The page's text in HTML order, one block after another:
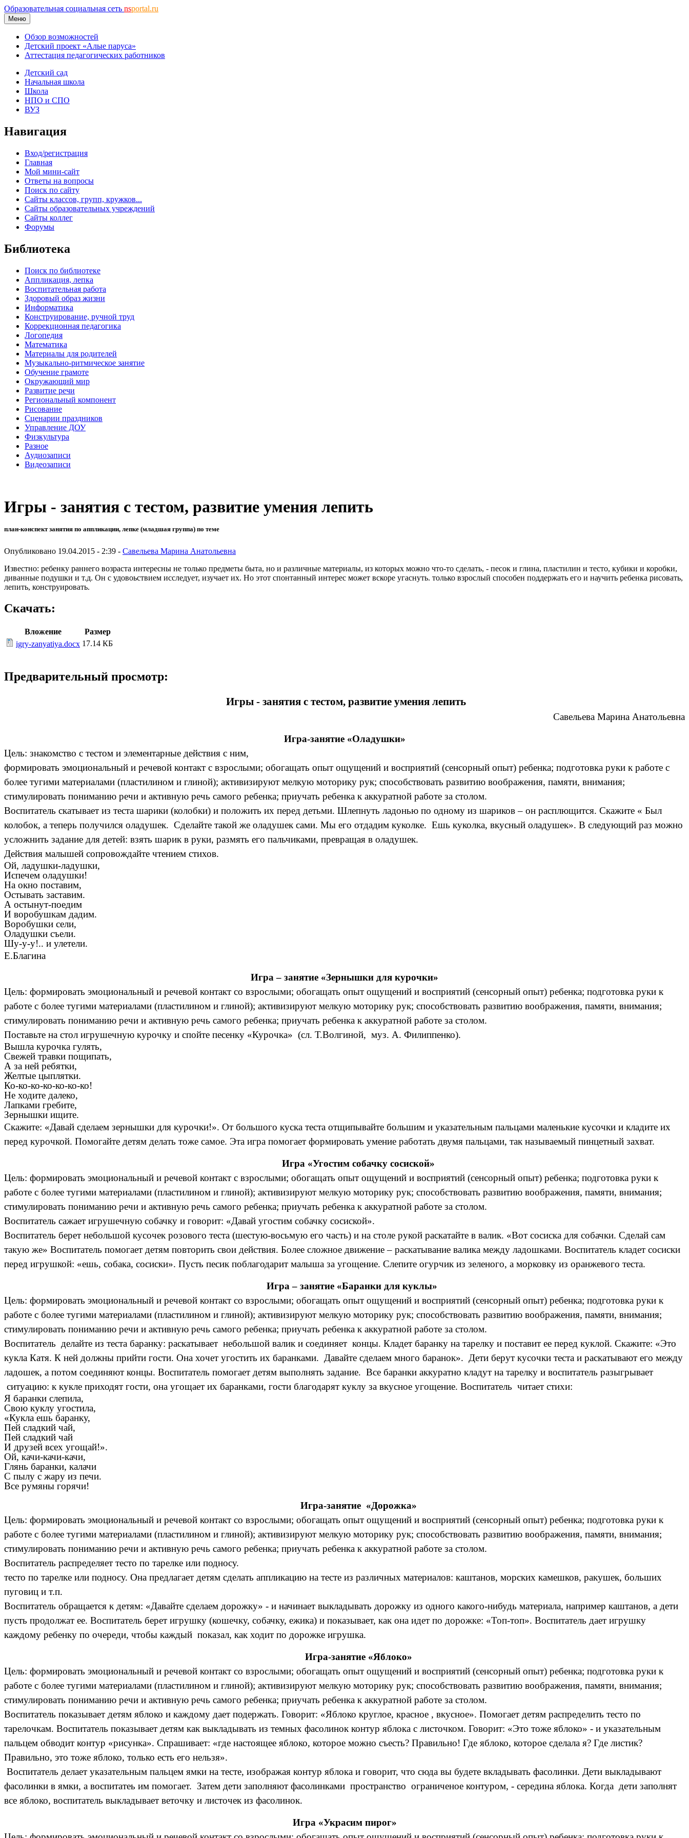
Образовательная социальная сеть nsportal.ru
Меню
Обзор возможностей
Детский проект «Алые паруса»
Аттестация педагогических работников
Детский сад
Начальная школа
Школа
НПО и СПО
ВУЗ
Навигация
Вход/регистрация
Главная
Мой мини-сайт
Ответы на вопросы
Поиск по сайту
Сайты классов, групп, кружков...
Сайты образовательных учреждений
Сайты коллег
Форумы
Библиотека
Поиск по библиотеке
Аппликация, лепка
Воспитательная работа
Здоровый образ жизни
Информатика
Конструирование, ручной труд
Коррекционная педагогика
Логопедия
Математика
Материалы для родителей
Музыкально-ритмическое занятие
Обучение грамоте
Окружающий мир
Развитие речи
Региональный компонент
Рисование
Сценарии праздников
Управление ДОУ
Физкультура
Разное
Аудиозаписи
Видеозаписи
Игры - занятия с тестом, развитие умения лепить
план-конспект занятия по аппликации, лепке (младшая группа) по теме
Опубликовано 19.04.2015 - 2:39 - Савельева Марина Анатольевна
Известно: ребенку раннего возраста интересны не только предметы быта, но и различные материалы, из которых можно что-то сделать, - песок и глина, пластилин и тесто, кубики и коробки,
диванные подушки и т.д. Он с удовоьствием исследует, изучает их. Но этот спонтанный интерес может вскоре угаснуть. только взрослый способен поддержать его и научить ребенка рисовать,
лепить, конструировать.
Скачать:
Вложение
Размер
igry-zanyatiya.docx 17.14 КБ
Предварительный просмотр:
Игры - занятия с тестом, развитие умения лепить
Савельева Марина Анатольевна
Игра-занятие «Оладушки»
Цель: знакомство с тестом и элементарные действия с ним,
формировать эмоциональный и речевой контакт с взрослыми; обогащать опыт ощущений и восприятий (сенсорный опыт) ребенка; подготовка руки к работе с
более тугими материалами (пластилином и глиной); активизируют мелкую моторику рук; способствовать развитию воображения, памяти, внимания;
стимулировать пониманию речи и активную речь самого ребенка; приучать ребенка к аккуратной работе за столом.
Воспитатель скатывает из теста шарики (колобки) и положить их перед детьми. Шлепнуть ладонью по одному из шариков – он расплющится. Скажите « Был
колобок, а теперь получился оладушек. Сделайте такой же оладушек сами. Мы его отдадим куколке. Ешь куколка, вкусный оладушек». В следующий раз можно
усложнить задание для детей: взять шарик в руки, размять его пальчиками, превращая в оладушек.
Действия малышей сопровождайте чтением стихов.
Ой, ладушки-ладушки,
Испечем оладушки!
На окно поставим,
Остывать заставим.
А остынут-поедим
И воробушкам дадим.
Воробушки сели,
Оладушки съели.
Шу-у-у!.. и улетели.
Е.Благина
Игра – занятие «Зернышки для курочки»
Цель: формировать эмоциональный и речевой контакт со взрослыми; обогащать опыт ощущений и восприятий (сенсорный опыт) ребенка; подготовка руки к
работе с более тугими материалами (пластилином и глиной); активизируют мелкую моторику рук; способствовать развитию воображения, памяти, внимания;
стимулировать пониманию речи и активную речь самого ребенка; приучать ребенка к аккуратной работе за столом.
Поставьте на стол игрушечную курочку и спойте песенку «Курочка» (сл. Т.Волгиной, муз. А. Филиппенко).
Вышла курочка гулять,
Свежей травки пощипать,
А за ней ребятки,
Желтые цыплятки.
Ко-ко-ко-ко-ко-ко-ко!
Не ходите далеко,
Лапками гребите,
Зернышки ищите.
Скажите: «Давай сделаем зернышки для курочки!». От большого куска теста отщипывайте большим и указательным пальцами маленькие кусочки и кладите их
перед курочкой. Помогайте детям делать тоже самое. Эта игра помогает формировать умение работать двумя пальцами, так называемый пинцетный захват.
Игра «Угостим собачку сосиской»
Цель: формировать эмоциональный и речевой контакт с взрослыми; обогащать опыт ощущений и восприятий (сенсорный опыт) ребенка; подготовка руки к
работе с более тугими материалами (пластилином и глиной); активизируют мелкую моторику рук; способствовать развитию воображения, памяти, внимания;
стимулировать пониманию речи и активную речь самого ребенка; приучать ребенка к аккуратной работе за столом.
Воспитатель сажает игрушечную собачку и говорит: «Давай угостим собачку сосиской».
Воспитатель берет небольшой кусочек розового теста (шестую-восьмую его часть) и на столе рукой раскатайте в валик. «Вот сосиска для собачки. Сделай сам
такую же» Воспитатель помогает детям повторить свои действия. Более сложное движение – раскатывание валика между ладошками. Воспитатель кладет сосиски
перед игрушкой: «ешь, собака, сосиски». Пусть песик поблагодарит малыша за угощение. Слепите огурчик из зеленого, а морковку из оранжевого теста.
Игра – занятие «Баранки для куклы»
Цель: формировать эмоциональный и речевой контакт со взрослыми; обогащать опыт ощущений и восприятий (сенсорный опыт) ребенка; подготовка руки к
работе с более тугими материалами (пластилином и глиной); активизируют мелкую моторику рук; способствовать развитию воображения, памяти, внимания;
стимулировать пониманию речи и активную речь самого ребенка; приучать ребенка к аккуратной работе за столом.
Воспитатель делайте из теста баранку: раскатывает небольшой валик и соединяет концы. Кладет баранку на тарелку и поставит ее перед куклой. Скажите: «Это
кукла Катя. К ней должны прийти гости. Она хочет угостить их баранками. Давайте сделаем много баранок». Дети берут кусочки теста и раскатывают его между
ладошек, а потом соединяют концы. Воспитатель помогает детям выполнять задание. Все баранки аккуратно кладут на тарелку и воспитатель разыгрывает
ситуацию: к кукле приходят гости, она угощает их баранками, гости благодарят куклу за вкусное угощение. Воспитатель читает стихи:
Я баранки слепила,
Свою куклу угостила,
«Кукла ешь баранку,
Пей сладкий чай,
Пей сладкий чай
И друзей всех угощай!».
Ой, качи-качи-качи,
Глянь баранки, калачи
С пылу с жару из печи.
Все румяны горячи!
Игра-занятие «Дорожка»
Цель: формировать эмоциональный и речевой контакт со взрослыми; обогащать опыт ощущений и восприятий (сенсорный опыт) ребенка; подготовка руки к
работе с более тугими материалами (пластилином и глиной); активизируют мелкую моторику рук; способствовать развитию воображения, памяти, внимания;
стимулировать пониманию речи и активную речь самого ребенка; приучать ребенка к аккуратной работе за столом.
Воспитатель распределяет тесто по тарелке или подносу.
тесто по тарелке или подносу. Она предлагает детям сделать аппликацию на тесте из различных материалов: каштанов, морских камешков, ракушек, больших
пуговиц и т.п.
Воспитатель обращается к детям: «Давайте сделаем дорожку» - и начинает выкладывать дорожку из одного какого-нибудь материала, например каштанов, а дети
пусть продолжат ее. Воспитатель берет игрушку (кошечку, собачку, ежика) и показывает, как она идет по дорожке: «Топ-топ». Воспитатель дает игрушку
каждому ребенку по очереди, чтобы каждый показал, как ходит по дорожке игрушка.
Игра-занятие «Яблоко»
Цель: формировать эмоциональный и речевой контакт со взрослыми; обогащать опыт ощущений и восприятий (сенсорный опыт) ребенка; подготовка руки к
работе с более тугими материалами (пластилином и глиной); активизируют мелкую моторику рук; способствовать развитию воображения, памяти, внимания;
стимулировать пониманию речи и активную речь самого ребенка; приучать ребенка к аккуратной работе за столом.
Воспитатель показывает детям яблоко и каждому дает подержать. Говорит: «Яблоко круглое, красное , вкусное». Помогает детям распределить тесто по
тарелочкам. Воспитатель показывает детям как выкладывать из темных фасолинок контур яблока с листочком. Говорит: «Это тоже яблоко» - и указательным
пальцем обводит контур «рисунка». Спрашивает: «где настоящее яблоко, которое можно съесть? Правильно! Где яблоко, которое сделала я? Где листик?
Правильно, это тоже яблоко, только есть его нельзя».
Воспитатель делает указательным пальцем ямки на тесте, изображая контур яблока и говорит, что сюда вы будете вкладывать фасолинки. Дети выкладывают
фасолинки в ямки, а воспитатеь им помогает. Затем дети заполняют фасолинками пространство ограниченое контуром, - середина яблока. Когда дети заполнят
все яблоко, воспитатель выкладывает веточку и листочек из фасолинок.
Игра «Украсим пирог»